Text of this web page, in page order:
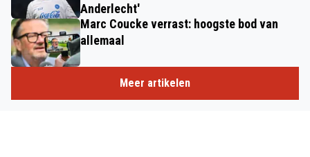
Anderlecht'
Marc Coucke verrast: hoogste bod van
allemaal
Meer artikelen